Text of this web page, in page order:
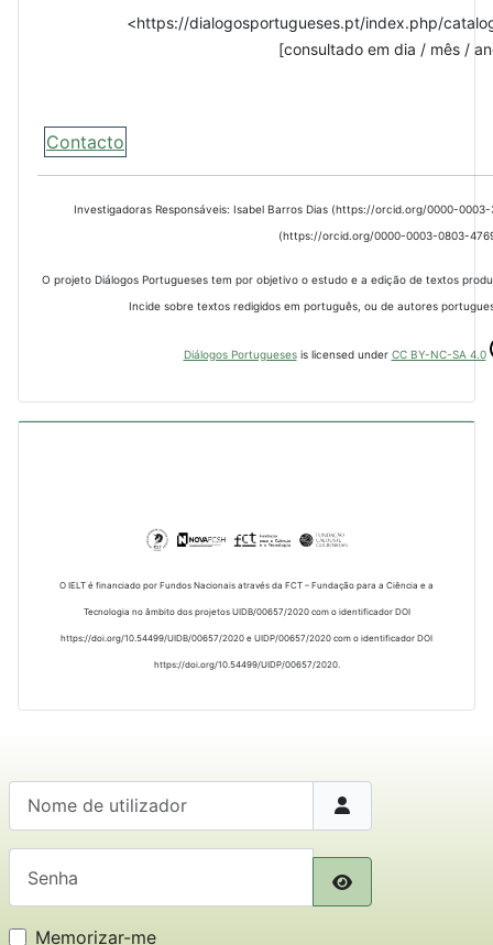
<https://dialogosportugueses.pt/index.php/
[consultado em dia / mês /
Contacto
Investigadoras Responsáveis: Isabel Barros Dias (https://orcid.org/0000-
(https://orcid.org/0000-0003-0803-
O projeto Diálogos Portugueses tem por objetivo o estudo e a edição de textos
Incide sobre textos redigidos em português, ou de autores
Diálogos Portuguesesis licensed under CC BY-NC-SA 4.0
O IELT é financiado por Fundos Nacionais através da FCT – Fundação para a Ciência e a
Tecnologia no âmbito dos projetos UIDB/00657/2020 com o identificador DOI
https://doi.org/10.54499/UIDB/00657/2020 e UIDP/00657/2020 com o identificador DOI
https://doi.org/10.54499/UIDP/00657/2020.
Mostrar senha
Memorizar-me